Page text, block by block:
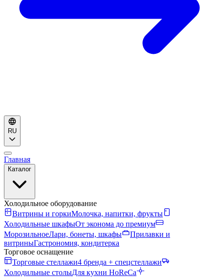
RU
Главная
Каталог
Холодильное оборудование
Витрины и горкиМолочка, напитки, фрукты
Холодильные шкафыОт эконома до премиум
МорозильноеЛари, бонеты, шкафы
Прилавки и
витриныГастрономия, кондитерка
Торговое оснащение
Торговые стеллажи4 бренда + спецстеллажи
Холодильные столыДля кухни HoReCa